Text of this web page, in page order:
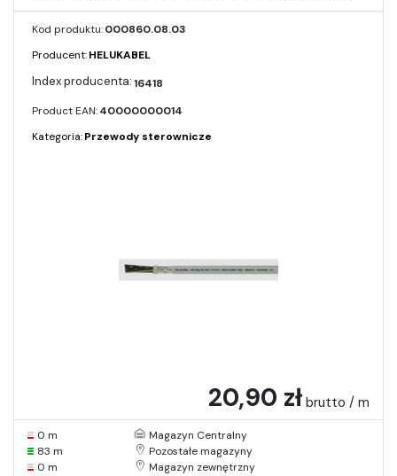
Kod produktu:000860.08.03
Producent:HELUKABEL
16418
Product EAN:40000000014
Kategoria:Przewody sterownicze
20,90 zł brutto / m
0 m
Magazyn Centralny
83 m
Pozostałe magazyny
0 m
Magazyn zewnętrzny